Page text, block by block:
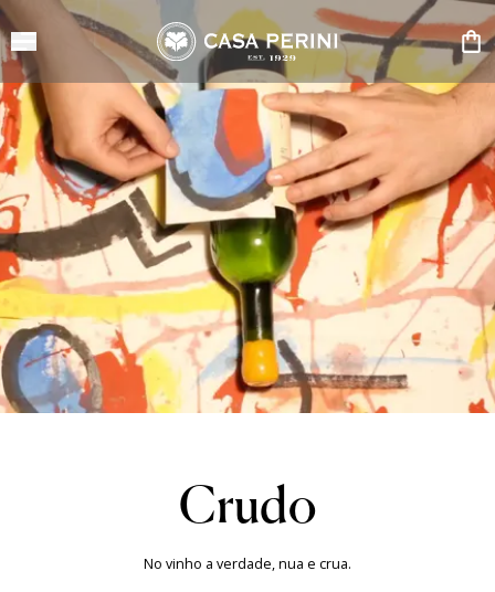
Crudo
No vinho a verdade, nua e crua.